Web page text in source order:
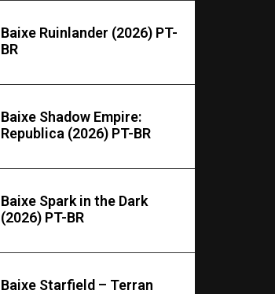
Baixe Ruinlander (2026) PT-
BR
Baixe Shadow Empire:
Republica (2026) PT-BR
Baixe Spark in the Dark
(2026) PT-BR
Baixe Starfield – Terran